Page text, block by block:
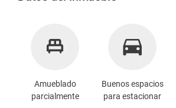
Amueblado
parcialmente
Buenos espacios
para estacionar